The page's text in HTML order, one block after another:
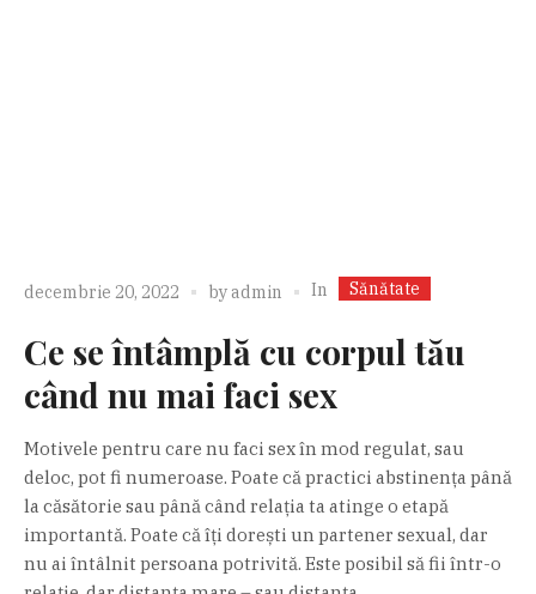
decembrie 20, 2022 byadmin In Sănătate
Ce se întâmplă cu corpul tău
când nu mai faci sex
Motivele pentru care nu faci sex în mod regulat, sau
deloc, pot fi numeroase. Poate că practici abstinența până
la căsătorie sau până când relația ta atinge o etapă
importantă. Poate că îți dorești un partener sexual, dar
nu ai întâlnit persoana potrivită. Este posibil să fii într-o